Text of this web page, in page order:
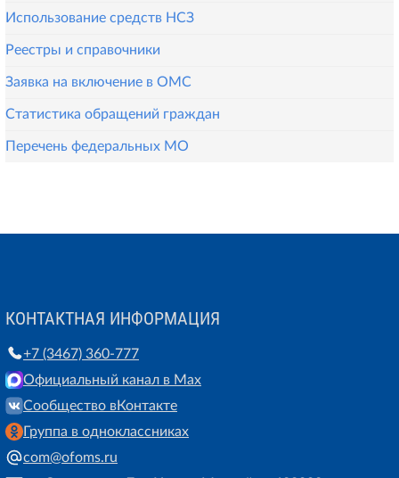
Использование средств НСЗ
Реестры и справочники
Заявка на включение в ОМС
Статистика обращений граждан
Перечень федеральных МО
КОНТАКТНАЯ ИНФОРМАЦИЯ
+7 (3467) 360-777
Официальный канал в Max
Сообщество вКонтакте
Группа в одноклассниках
com@ofoms.ru